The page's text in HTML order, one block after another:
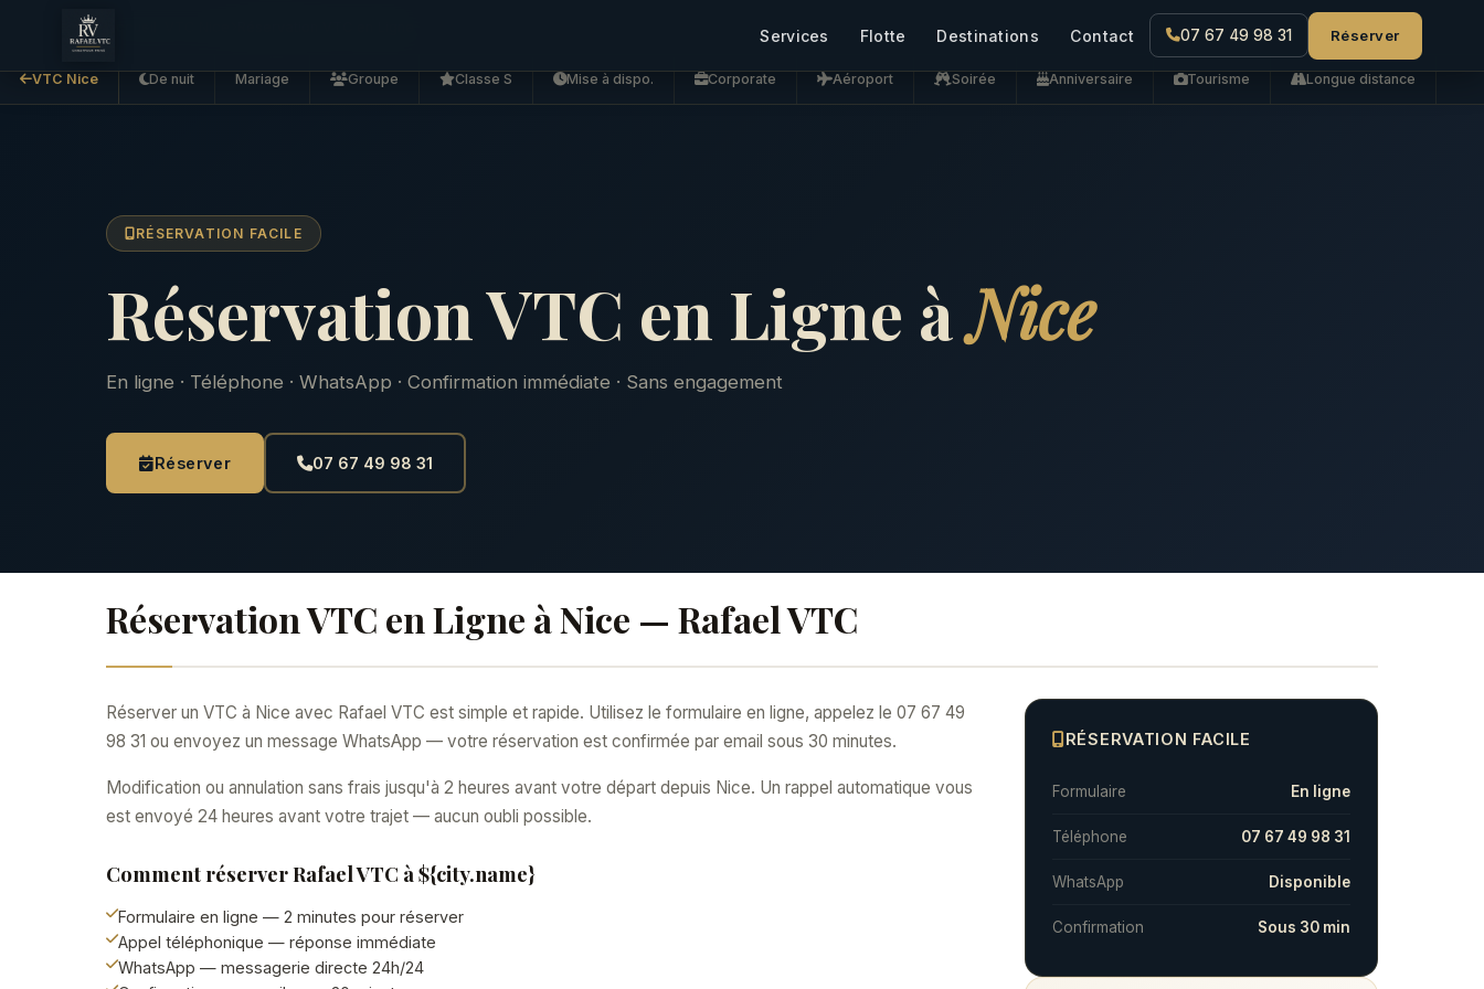
Services Flotte Destinations Contact 07 67 49 98 31 Réserver
VTC Nice De nuit Mariage Groupe Classe S Mise à dispo. Corporate Aéroport Soirée Anniversaire Tourisme Longue distance
RÉSERVATION FACILE
Réservation VTC en Ligne àNice
En ligne · Téléphone · WhatsApp · Confirmation immédiate · Sans engagement
Réserver 07 67 49 98 31
Réservation VTC en Ligne à Nice — Rafael VTC
Réserver un VTC à Nice avec Rafael VTC est simple et rapide. Utilisez le formulaire en ligne, appelez le 07 67 49
98 31 ou envoyez un message WhatsApp — votre réservation est confirmée par email sous 30 minutes.
Modification ou annulation sans frais jusqu'à 2 heures avant votre départ depuis Nice. Un rappel automatique vous
est envoyé 24 heures avant votre trajet — aucun oubli possible.
Comment réserver Rafael VTC à ${city.name}
Formulaire en ligne — 2 minutes pour réserver
Appel téléphonique — réponse immédiate
WhatsApp — messagerie directe 24h/24
RÉSERVATION FACILE
Formulaire En ligne
Téléphone 07 67 49 98 31
WhatsApp Disponible
Confirmation Sous 30 min